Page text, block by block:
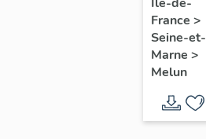
Lamour
France >
Seine-et-
Marne >
Melun